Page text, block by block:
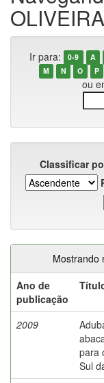
Ir para: 0-9 A
M
N O P
ou
Classificar
Mostrando
Ano de
publicação
2009
para
Sul